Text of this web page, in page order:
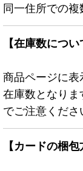
同一住所での複
【在庫数につい
商品ページに
在庫数となり
でご注意くださ
【カードの梱